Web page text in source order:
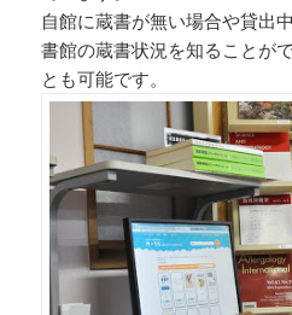
自館に蔵書が無い場合や貸出
書館の蔵書状況を知ることが
とも可能です。